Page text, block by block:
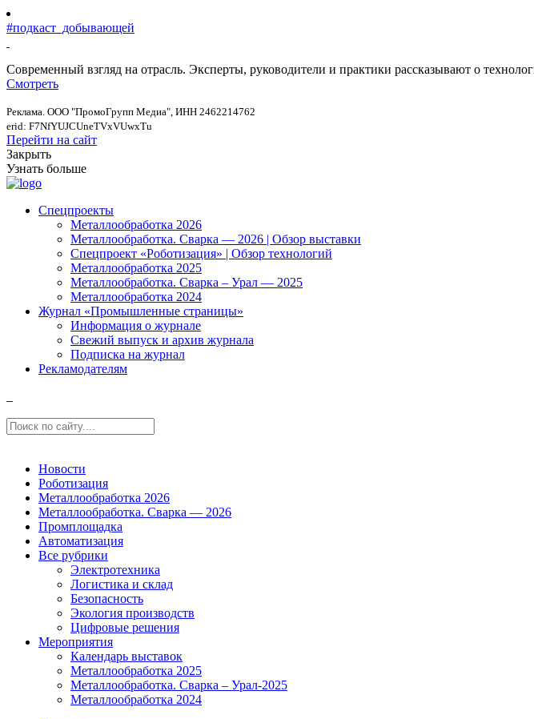
#подкаст_добывающей
Современный взгляд на отрасль. Эксперты, руководители и практики рассказывают о
Смотреть
Реклама. ООО "ПромоГрупп Медиа", ИНН 2462214762
erid: F7NfYUJCUneTVxVUwxTu
Перейти на сайт
Закрыть
Узнать больше
Спецпроекты
Металлообработка 2026
Металлообработка. Сварка — 2026 | Обзор выставки
Спецпроект «Роботизация» | Обзор технологий
Металлообработка 2025
Металлообработка. Сварка – Урал — 2025
Металлообработка 2024
Журнал «Промышленные страницы»
Информация о журнале
Свежий выпуск и архив журнала
Подписка на журнал
Рекламодателям
Новости
Роботизация
Металлообработка 2026
Металлообработка. Сварка — 2026
Промплощадка
Автоматизация
Все рубрики
Электротехника
Логистика и склад
Безопасность
Экология производств
Цифровые решения
Мероприятия
Календарь выставок
Металлообработка 2025
Металлообработка. Сварка – Урал-2025
Металлообработка 2024